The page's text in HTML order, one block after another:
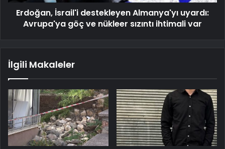
Erdoğan, İsrail'i destekleyen Almanya'yı uyardı:
Avrupa'ya göç ve nükleer sızıntı ihtimali var
İlgili Makaleler